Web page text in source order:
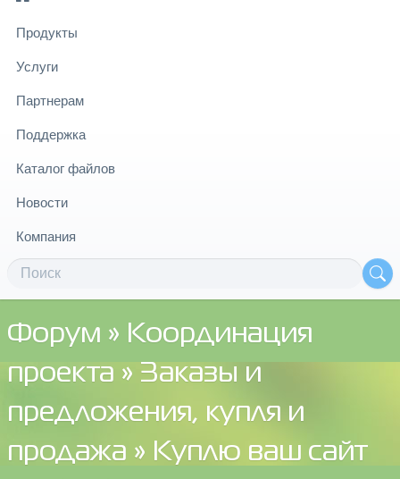
Продукты
Услуги
Партнерам
Поддержка
Каталог файлов
Новости
Компания
Форум » Координация
проекта » Заказы и
предложения, купля и
продажа » Куплю ваш сайт